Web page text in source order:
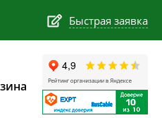
Быстрая заявка